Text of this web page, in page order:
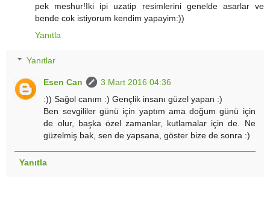
pek meshur!Iki ipi uzatip resimlerini genelde asarlar ve
bende cok istiyorum kendim yapayim:))
Yanıtla
Yanıtlar
Esen Can
3 Mart 2016 04:36
:)) Sağol canım :) Gençlik insanı güzel yapan :)
Ben sevgililer günü için yaptım ama doğum günü için
de olur, başka özel zamanlar, kutlamalar için de. Ne
güzelmiş bak, sen de yapsana, göster bize de sonra :)
Yanıtla